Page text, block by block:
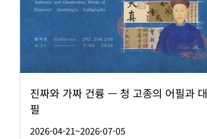
진짜와 가짜 건륭 — 청 고종의 어필과 대
필
2026-04-21~2026-07-05